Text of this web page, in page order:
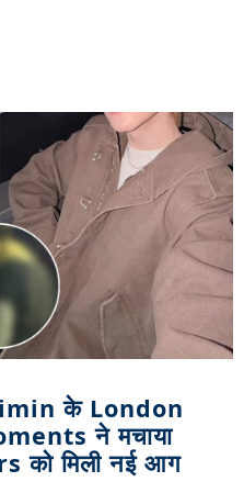
के London
ने मचाया
को मिली नई आग